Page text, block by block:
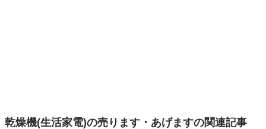
乾燥機(生活家電)の売ります・あげますの関連記事